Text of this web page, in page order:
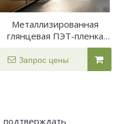
Металлизированная
глянцевая ПЭТ-пленка
золотого и серебряного
цвета
Запрос цены
подтверждать